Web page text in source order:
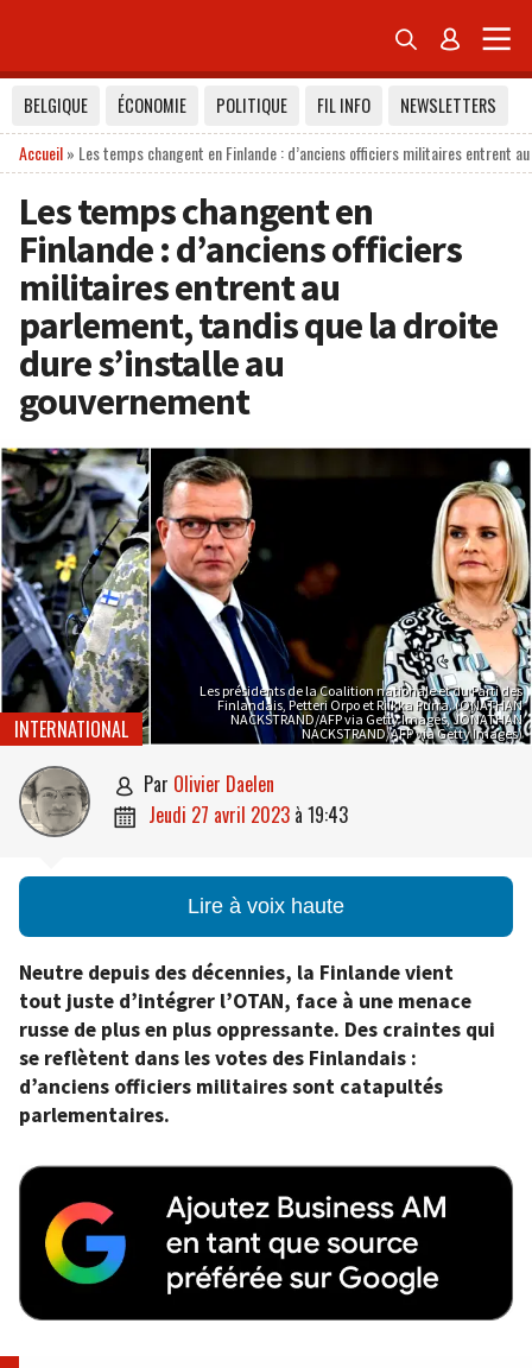
 
BELGIQUE ÉCONOMIE POLITIQUE FIL INFO
NEWSLETTERS
Accueil» Les temps changent en Finlande : d’anciens officiers militaires entrent
Les temps changent en
Finlande : d’anciens officiers
militaires entrent au
parlement, tandis que la droite
dure s’installe au
gouvernement
Les présidents de la Coalition nationale et du Parti des
Finlandais, Petteri Orpo et Riikka Purra. (ONATHAN
NACKSTRAND/AFP via Getty Images, JONATHAN
NACKSTRAND/AFP via Getty Images)
INTERNATIONAL
 par Olivier Daelen
 jeudi 27 avril 2023 à 19:43
Lire à voix haute
Neutre depuis des décennies, la Finlande vient
tout juste d’intégrer l’OTAN, face à une menace
russe de plus en plus oppressante. Des craintes qui
se reflètent dans les votes des Finlandais :
d’anciens officiers militaires sont catapultés
parlementaires.